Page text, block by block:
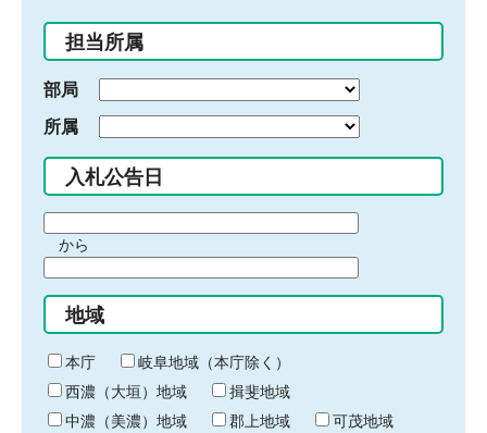
入
力
担当所属
部局
所属
入札公告日
間
始
り
から
間
終
わ
り
地域
本庁
岐阜地域（本庁除く）
西濃（大垣）地域
揖斐地域
中濃（美濃）地域
郡上地域
可茂地域